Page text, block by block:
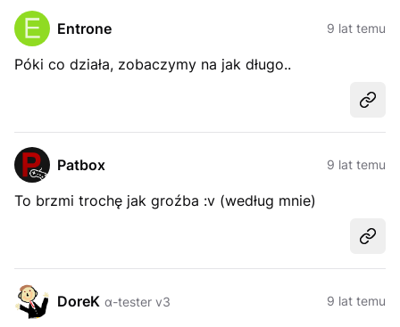
Entrone 9 lat temu
Póki co działa, zobaczymy na jak długo..
Patbox 9 lat temu
To brzmi trochę jak groźba :v (według mnie)
DoreK α-tester v3 9 lat temu